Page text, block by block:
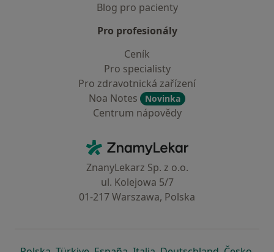
Blog pro pacienty
Pro profesionály
Ceník
Pro specialisty
Pro zdravotnická zařízení
Noa Notes
Novinka
Centrum nápovědy
ZnamyLekar - Hlavní stránka
ZnanyLekarz Sp. z o.o.
ul. Kolejowa 5/7
01-217 Warszawa, Polska